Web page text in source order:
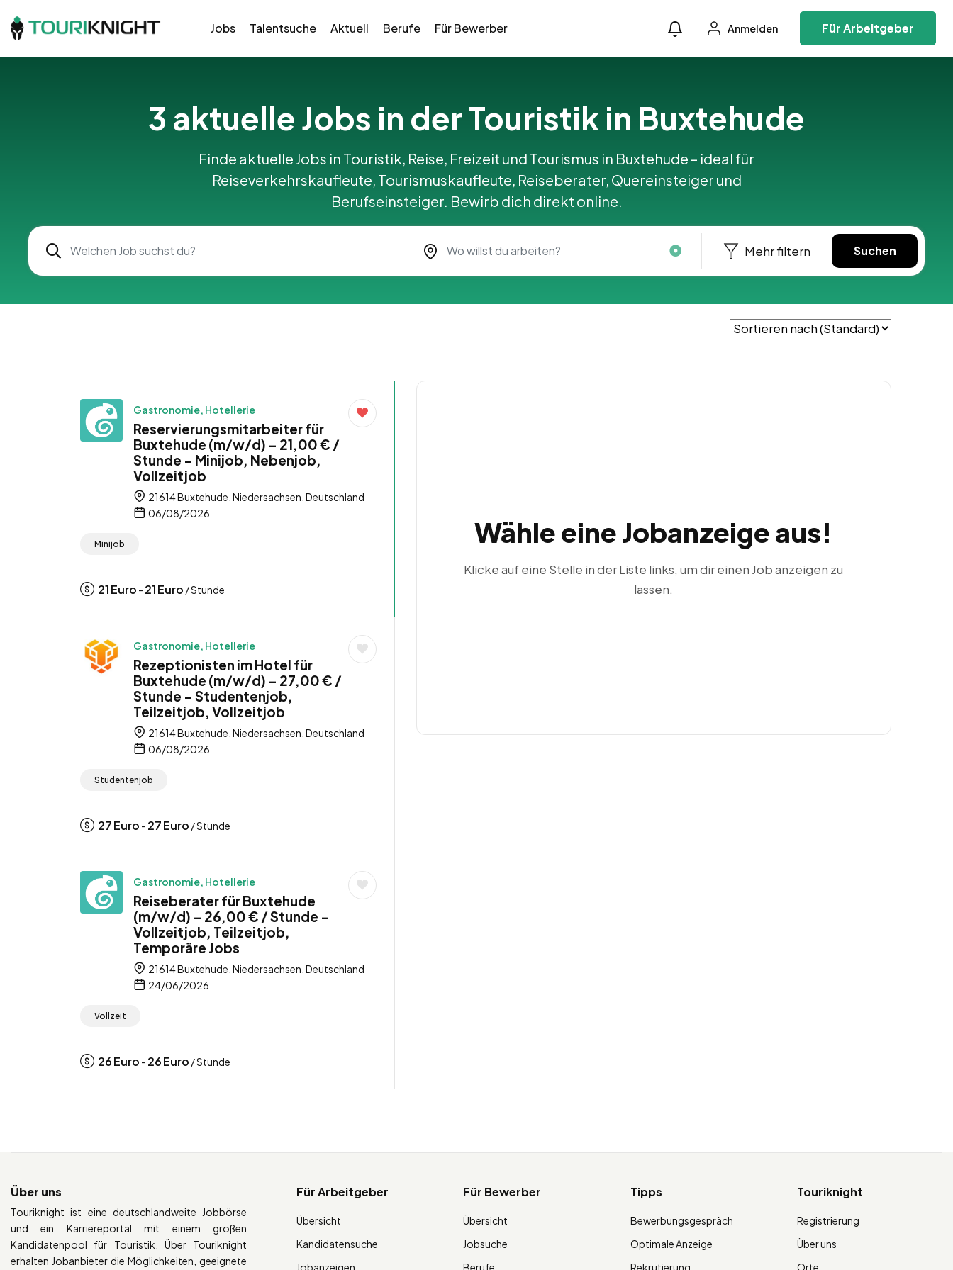
Jobs Talentsuche Aktuell Berufe Für Bewerber Anmelden Für Arbeitgeber
3 aktuelle Jobs in der Touristik in Buxtehude
Finde aktuelle Jobs in Touristik, Reise, Freizeit und Tourismus in Buxtehude – ideal für
Reiseverkehrskaufleute, Tourismuskaufleute, Reiseberater, Quereinsteiger und
Berufseinsteiger. Bewirb dich direkt online.
Mehr filtern Suchen
Gastronomie, Hotellerie
Reservierungsmitarbeiter für
Buxtehude (m/w/d) – 21,00 € /
Stunde – Minijob, Nebenjob,
Vollzeitjob
21614 Buxtehude, Niedersachsen, Deutschland
06/08/2026
Minijob
21Euro - 21Euro / Stunde
Gastronomie, Hotellerie
Rezeptionisten im Hotel für
Buxtehude (m/w/d) – 27,00 € /
Stunde – Studentenjob,
Teilzeitjob, Vollzeitjob
21614 Buxtehude, Niedersachsen, Deutschland
06/08/2026
Studentenjob
27Euro - 27Euro / Stunde
Gastronomie, Hotellerie
Reiseberater für Buxtehude
(m/w/d) – 26,00 € / Stunde –
Vollzeitjob, Teilzeitjob,
Temporäre Jobs
21614 Buxtehude, Niedersachsen, Deutschland
24/06/2026
Vollzeit
26Euro - 26Euro / Stunde
Wähle eine Jobanzeige aus!
Klicke auf eine Stelle in der Liste links, um dir einen Job anzeigen zu
lassen.
Über uns
Touriknight ist eine deutschlandweite Jobbörse
und ein Karriereportal mit einem großen
Kandidatenpool für Touristik. Über Touriknight
erhalten Jobanbieter die Möglichkeiten, geeignete
Für Arbeitgeber
Übersicht
Kandidatensuche
Jobanzeigen
Für Bewerber
Übersicht
Jobsuche
Berufe
Tipps
Bewerbungsgespräch
Optimale Anzeige
Rekrutierung
Touriknight
Registrierung
Über uns
Orte